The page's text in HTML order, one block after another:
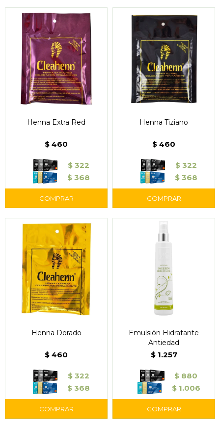
Henna Extra Red
$ 460
$ 322
$ 368
Henna Tiziano
$ 460
$ 322
$ 368
Henna Dorado
$ 460
$ 322
$ 368
Emulsión Hidratante
Antiedad
$ 1.257
$ 880
$ 1.006